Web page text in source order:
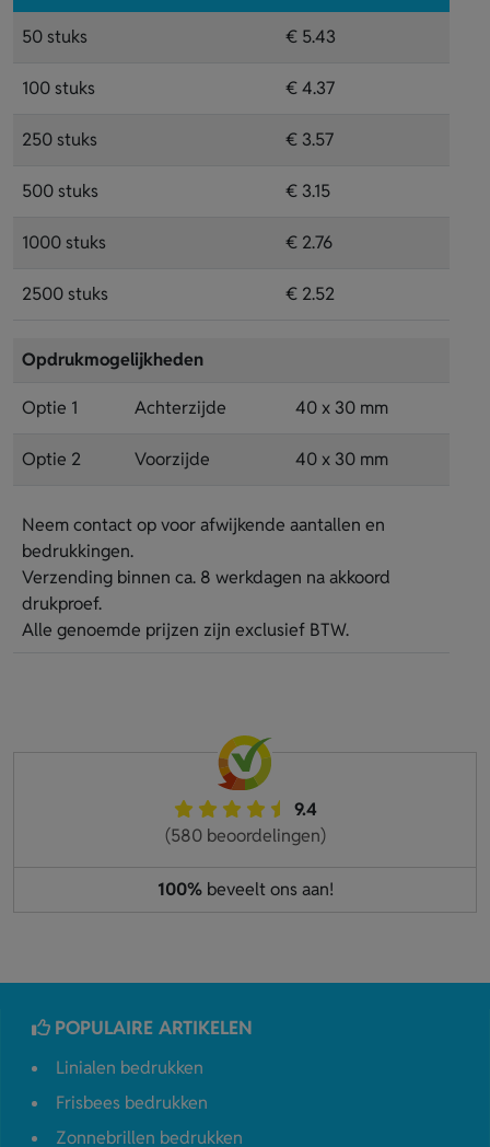
50 stuks € 5.43
100 stuks € 4.37
250 stuks € 3.57
500 stuks € 3.15
1000 stuks € 2.76
2500 stuks € 2.52
Opdrukmogelijkheden
Optie 1 Achterzijde 40 x 30 mm
Optie 2 Voorzijde 40 x 30 mm
Neem contact op voor afwijkende aantallen en
bedrukkingen.
Verzending binnen ca. 8 werkdagen na akkoord
drukproef.
Alle genoemde prijzen zijn exclusief BTW.
9.4
(580 beoordelingen)
100%beveelt ons aan!
POPULAIRE ARTIKELEN
Linialen bedrukken
Frisbees bedrukken
Zonnebrillen bedrukken